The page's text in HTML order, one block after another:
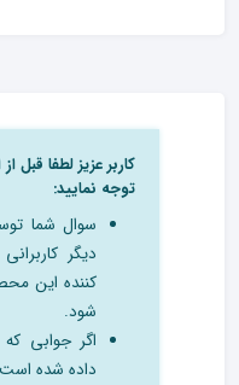
کاربر عزیز لطفا قبل
توجه نمایید:
سوال شما
دیگر
کننده این
شود.
اگر جوابی
داده شده